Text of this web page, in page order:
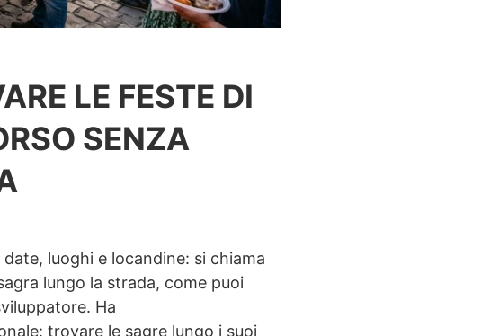
LE FESTE DI
SENZA
luoghi e locandine: si chiama
lungo la strada, come puoi
Ha
trovare le sagre lungo i suoi